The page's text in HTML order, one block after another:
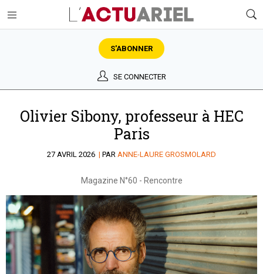
S'ABONNER
SE CONNECTER
Olivier Sibony, professeur à HEC
Paris
27 AVRIL 2026 | PAR ANNE-LAURE GROSMOLARD
Magazine N°60 - Rencontre